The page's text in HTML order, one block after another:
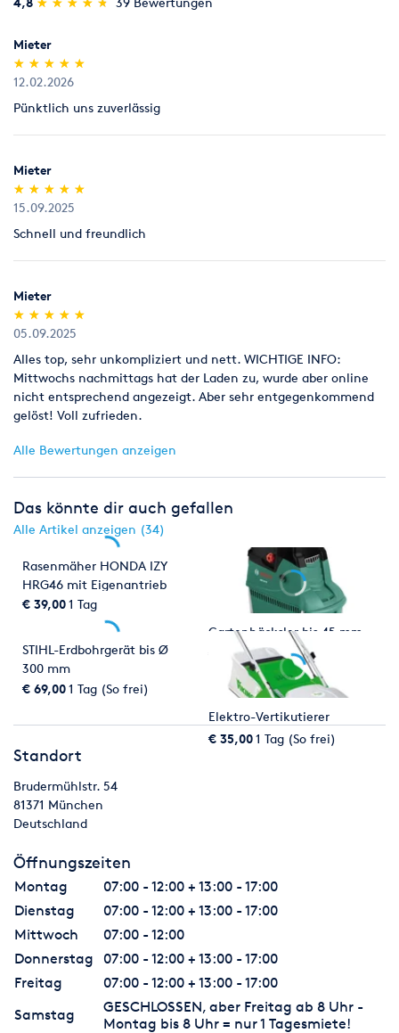
Als Neukunde bitten wir Sie einen gültigen amtlichen
Lichtbildausweis mit Adressangabe vorzulegen
(Personalausweis).
Mieter
(*)
★
★
(*) ★
★
(*) ★
★
(*) ★
★
(*) ★
★
12.02.2026
Pünktlich uns zuverlässig
Mieter
(*)
★
★
(*) ★
★
(*) ★
★
(*) ★
★
(*) ★
★
15.09.2025
Schnell und freundlich
Mieter
(*)
★
★
(*) ★
★
(*) ★
★
(*) ★
★
(*) ★
★
05.09.2025
Alles top, sehr unkompliziert und nett. WICHTIGE INFO:
Mittwochs nachmittags hat der Laden zu, wurde aber online
nicht entsprechend angezeigt. Aber sehr entgegenkommend
gelöst! Voll zufrieden.
Alle Bewertungen anzeigen
Das könnte dir auch gefallen
Alle Artikel anzeigen (34)
Rasenmäher HONDA IZY
HRG46 mit Eigenantrieb
€ 39,001 Tag
Gartenhäcksler bis 45 mm
€ 39,001 Tag (So frei)
STIHL-Erdbohrgerät bis Ø
300 mm
€ 69,001 Tag (So frei)
Elektro-Vertikutierer
€ 35,001 Tag (So frei)
Standort
Brudermühlstr. 54
81371 München
Deutschland
Öffnungszeiten
Montag
07:00 - 12:00 + 13:00 - 17:00
Dienstag
07:00 - 12:00 + 13:00 - 17:00
Mittwoch
07:00 - 12:00
Donnerstag
07:00 - 12:00 + 13:00 - 17:00
Freitag
07:00 - 12:00 + 13:00 - 17:00
Samstag
GESCHLOSSEN, aber Freitag ab 8 Uhr -
Montag bis 8 Uhr = nur 1 Tagesmiete!